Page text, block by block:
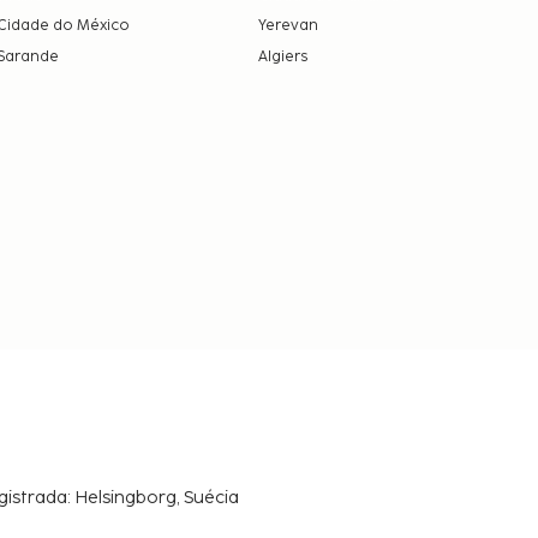
do México
Yerevan
Algiers
Helsingborg, Suécia